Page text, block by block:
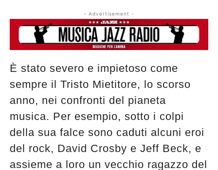
- Advertisement -
È stato severo e impietoso come
sempre il Tristo Mietitore, lo scorso
anno, nei confronti del pianeta
musica. Per esempio, sotto i colpi
della sua falce sono caduti alcuni eroi
del rock, David Crosby e Jeff Beck, e
assieme a loro un vecchio ragazzo del